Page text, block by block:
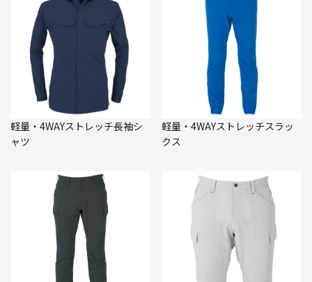
軽量・4WAYストレッチ長袖シ
ャツ
軽量・4WAYストレッチスラッ
クス